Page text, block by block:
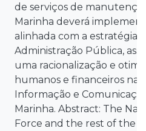
de serviços de
Marinha deverá
alinhada com a estratégia
Administração Pública,
uma racionalização e
humanos e financeiros
Informação e
Marinha. Abstract: The
Force and the rest of the